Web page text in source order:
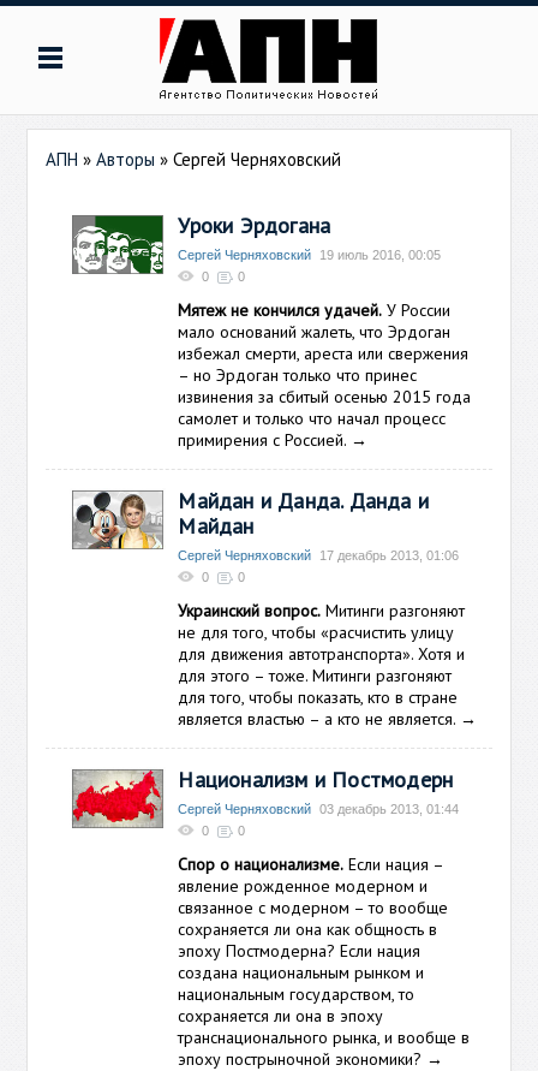
АПН »Авторы »Сергей Черняховский
Уроки Эрдогана
Сергей Черняховский
19 июль 2016, 00:05
0
0
Мятеж не кончился удачей. У России
мало оснований жалеть, что Эрдоган
избежал смерти, ареста или свержения
– но Эрдоган только что принес
извинения за сбитый осенью 2015 года
самолет и только что начал процесс
примирения с Россией. →
Майдан и Данда. Данда и
Майдан
Сергей Черняховский
17 декабрь 2013, 01:06
0
0
Украинский вопрос. Митинги разгоняют
не для того, чтобы «расчистить улицу
для движения автотранспорта». Хотя и
для этого – тоже. Митинги разгоняют
для того, чтобы показать, кто в стране
является властью – а кто не является. →
Национализм и Постмодерн
Сергей Черняховский
03 декабрь 2013, 01:44
0
0
Спор о национализме. Если нация –
явление рожденное модерном и
связанное с модерном – то вообще
сохраняется ли она как общность в
эпоху Постмодерна? Если нация
создана национальным рынком и
национальным государством, то
сохраняется ли она в эпоху
транснационального рынка, и вообще в
эпоху пострыночной экономики? →